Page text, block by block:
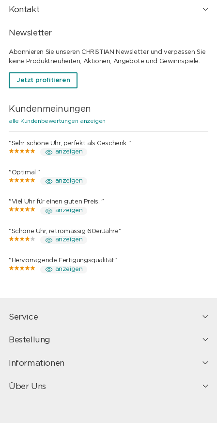
Kontakt
Newsletter
Abonnieren Sie unseren CHRISTIAN Newsletter und verpassen Sie
keine Produktneuheiten, Aktionen, Angebote und Gewinnspiele.
Jetzt profitieren
Kundenmeinungen
alle Kundenbewertungen anzeigen
"Sehr schöne Uhr, perfekt als Geschenk "
anzeigen
"Optimal "
anzeigen
"Viel Uhr für einen guten Preis. "
anzeigen
"Schöne Uhr, retromässig 60erJahre"
anzeigen
"Hervorragende Fertigungsqualität"
anzeigen
Service
Bestellung
Informationen
Über Uns